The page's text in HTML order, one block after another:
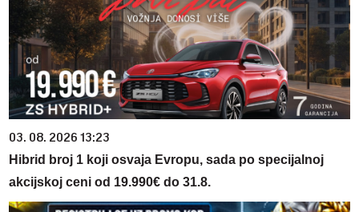
03. 08. 2026 13:23
Hibrid broj 1 koji osvaja Evropu, sada po specijalnoj
akcijskoj ceni od 19.990€ do 31.8.